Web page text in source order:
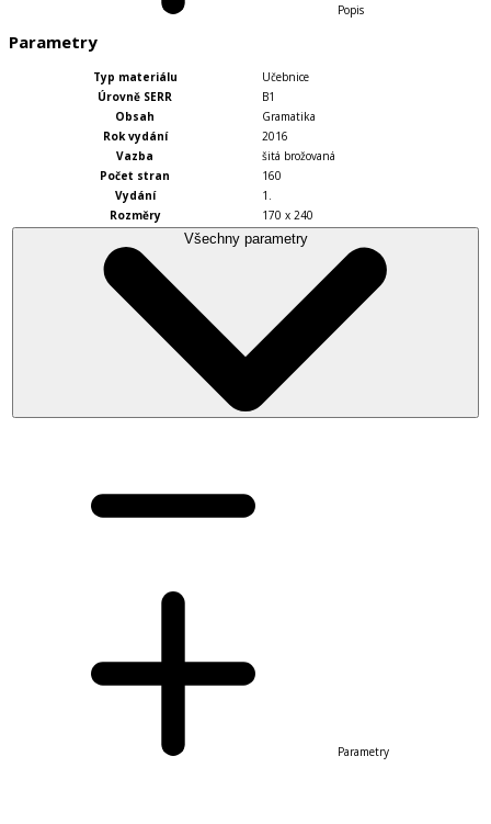
Popis
Parametry
Typ materiálu
Učebnice
Úrovně SERR
B1
Obsah
Gramatika
Rok vydání
2016
Vazba
šitá brožovaná
Počet stran
160
Vydání
1.
Rozměry
170 x 240
Všechny parametry
Parametry